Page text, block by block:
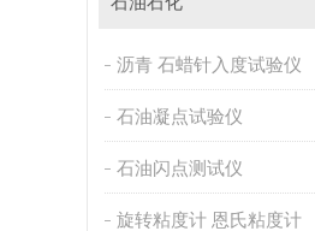
沥青 石蜡针入度试验仪
石油凝点试验仪
石油闪点测试仪
旋转粘度计 恩氏粘度计